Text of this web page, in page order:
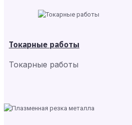
Токарные работы
Токарные работы